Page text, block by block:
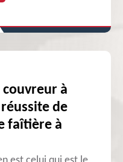
à
de
faîtière à